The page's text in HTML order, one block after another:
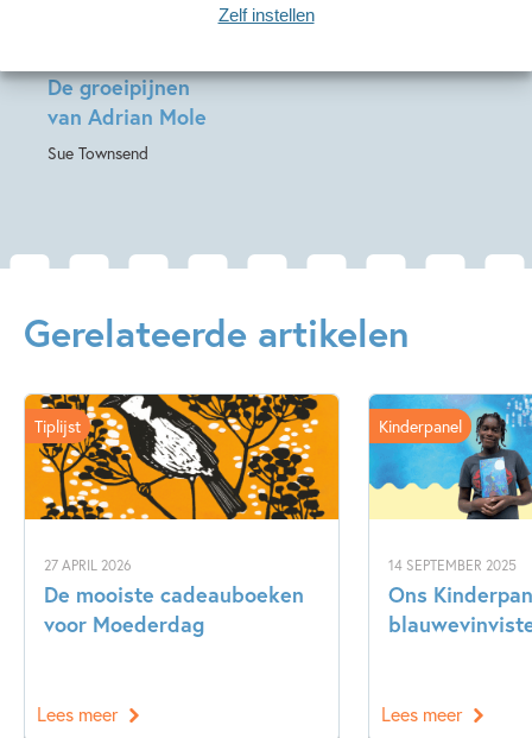
Zelf instellen
De groeipijnen
van Adrian Mole
Sue Townsend
Gerelateerde artikelen
27 APRIL 2026
De mooiste cadeauboeken
voor Moederdag
Tiplijst
Lees meer
14 SEPTEMBER 2025
Ons
Kinderpanel
Lees meer